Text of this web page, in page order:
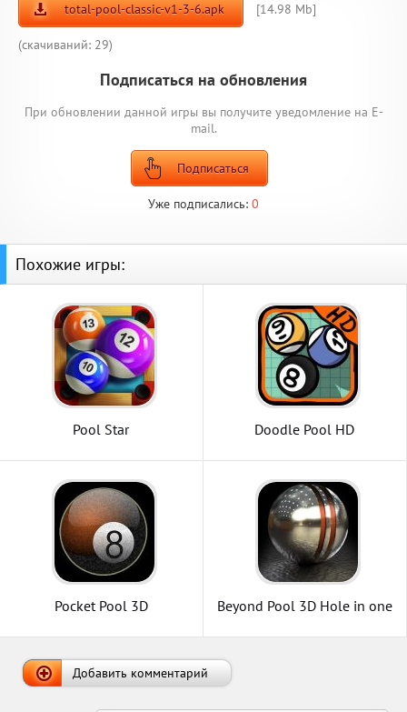
total-pool-classic-v1-3-6.apk [14.98 Mb]
(cкачиваний: 29)
Подписаться на обновления
При обновлении данной игры вы получите уведомление на E-
mail.
Подписаться
Уже подписались: 0
Похожие игры:
Pool Star Doodle Pool HD
Pocket Pool 3D Beyond Pool 3D Hole in one
Добавить комментарий